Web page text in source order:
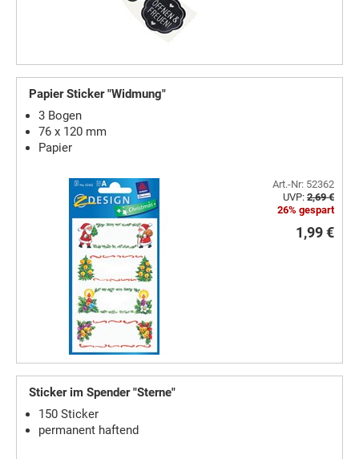
Papier Sticker "Widmung"
3 Bogen
76 x 120 mm
Papier
Art.-Nr: 52362
UVP: 2,69 €
26% gespart
1,99 €
Sticker im Spender "Sterne"
150 Sticker
permanent haftend